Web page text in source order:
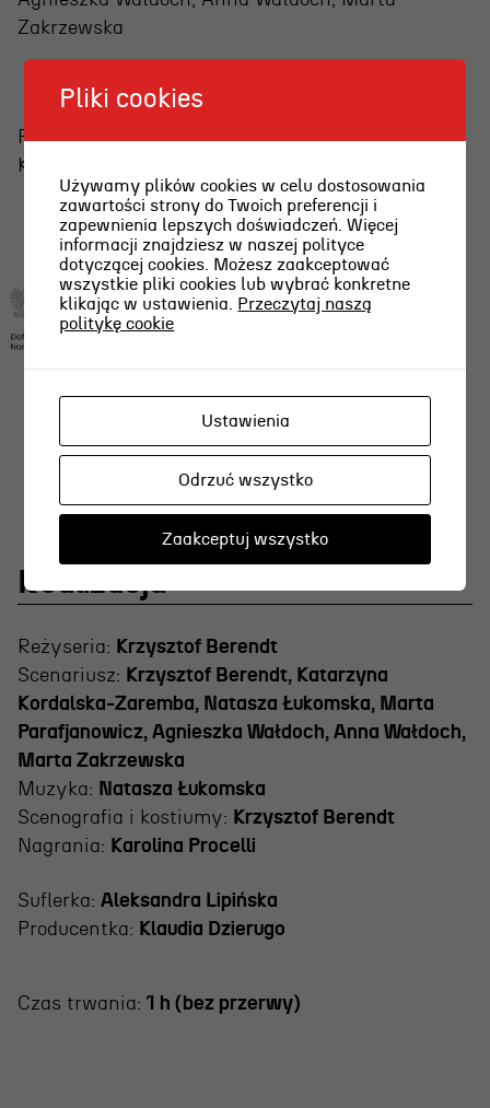
Zakrzewska
Projekt dofinansowany ze środków Ministra
Kultury i Dziedzictwa Narodowego.
Realizacja
Reżyseria: Krzysztof Berendt
Scenariusz: Krzysztof Berendt, Katarzyna
Kordalska-Zaremba, Natasza Łukomska, Marta
Parafjanowicz, Agnieszka Wałdoch, Anna Wałdoch,
Marta Zakrzewska
Muzyka: Natasza Łukomska
Scenografia i kostiumy: Krzysztof Berendt
Nagrania: Karolina Procelli
Suflerka: Aleksandra Lipińska
Producentka: Klaudia Dzierugo
Czas trwania: 1 h (bez przerwy)
Pliki cookies
Używamy plików cookies w celu dostosowania
zawartości strony do Twoich preferencji i
zapewnienia lepszych doświadczeń. Więcej
informacji znajdziesz w naszej polityce
dotyczącej cookies. Możesz zaakceptować
wszystkie pliki cookies lub wybrać konkretne
klikając w ustawienia. Przeczytaj naszą
politykę cookie
Ustawienia
Odrzuć wszystko
Zaakceptuj wszystko